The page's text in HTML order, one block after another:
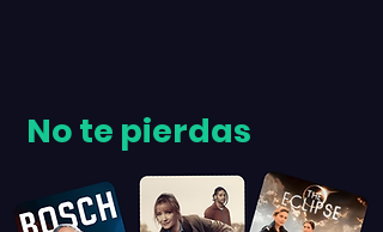
No te pierdas